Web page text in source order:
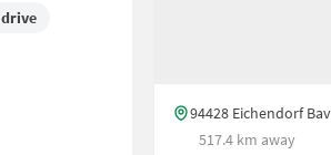
94428 Eichendorf
517.4 km away